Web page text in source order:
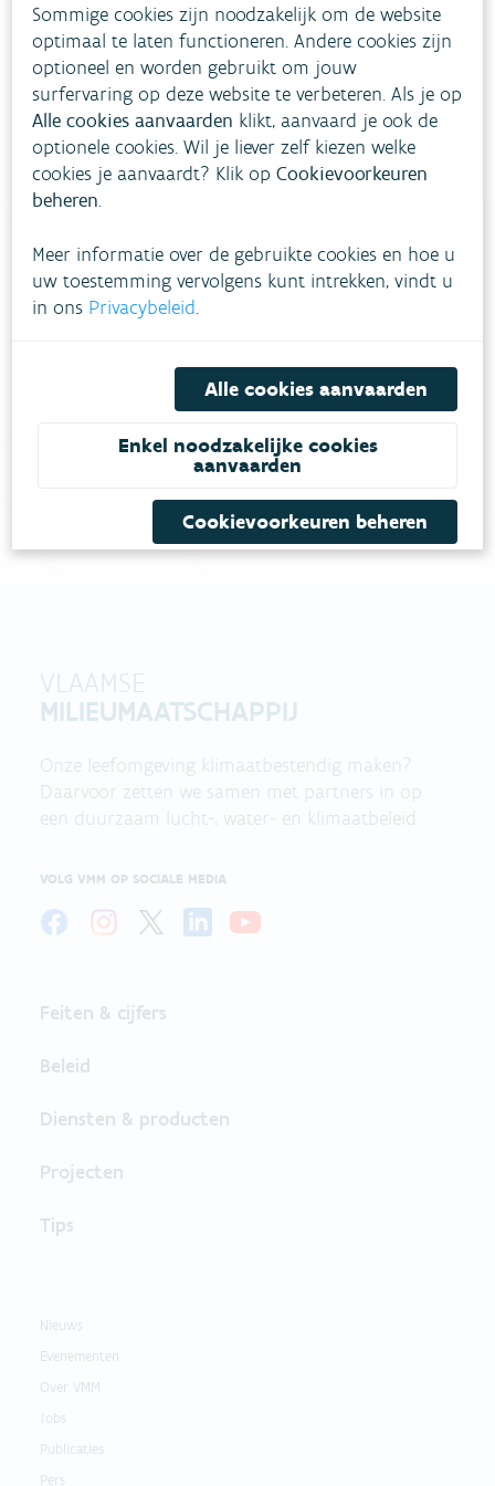
bron: VMM
End of interactive chart.
Bron: VMM
Heb je vragen?
Niet gevonden wat je zocht? Vul ons
contactformulier in.
Bel gratis 1700
VLAAMSE
MILIEUMAATSCHAPPIJ
Onze leefomgeving klimaatbestendig maken?
Daarvoor zetten we samen met partners in op
een duurzaam lucht-, water- en klimaatbeleid.
VOLG VMM OP SOCIALE MEDIA
Feiten & cijfers
Beleid
Diensten & producten
Projecten
Tips
Nieuws
Evenementen
Over VMM
Jobs
Publicaties
Pers
Sommige cookies zijn noodzakelijk om de website
optimaal te laten functioneren. Andere cookies zijn
optioneel en worden gebruikt om jouw
surfervaring op deze website te verbeteren. Als je op
Alle cookies aanvaarden klikt, aanvaard je ook de
optionele cookies. Wil je liever zelf kiezen welke
cookies je aanvaardt? Klik opCookievoorkeuren
beheren.
Meer informatie over de gebruikte cookies en hoe u
uw toestemming vervolgens kunt intrekken, vindt u
in ons Privacybeleid.
Alle cookies aanvaarden
Enkel noodzakelijke cookies
aanvaarden
Cookievoorkeuren beheren